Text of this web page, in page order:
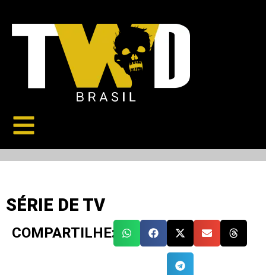
SÉRIE DE TV
COMPARTILHE: